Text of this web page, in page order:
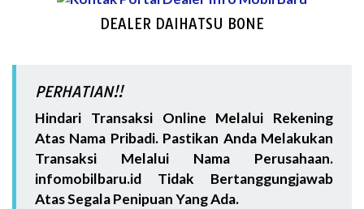
DEALER DAIHATSU BONE
PERHATIAN!!
Hindari Transaksi Online Melalui Rekening
Atas Nama Pribadi. Pastikan Anda Melakukan
Transaksi Melalui Nama Perusahaan.
infomobilbaru.id Tidak Bertanggungjawab
Atas Segala Penipuan Yang Ada.